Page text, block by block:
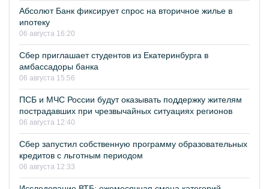
Абсолют Банк фиксирует спрос на вторичное жилье в
ипотеку
06 августа 16:20
Сбер приглашает студентов из Екатеринбурга в
амбассадоры банка
06 августа 15:56
ПСБ и МЧС России будут оказывать поддержку жителям
пострадавших при чрезвычайных ситуациях регионов
06 августа 12:40
Сбер запустил собственную программу образовательных
кредитов с льготным периодом
06 августа 12:33